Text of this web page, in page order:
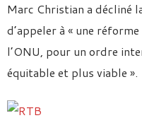
Marc Christian a décliné
d’appeler à « une
l’ONU, pour un ordre
équitable et plus viable ».